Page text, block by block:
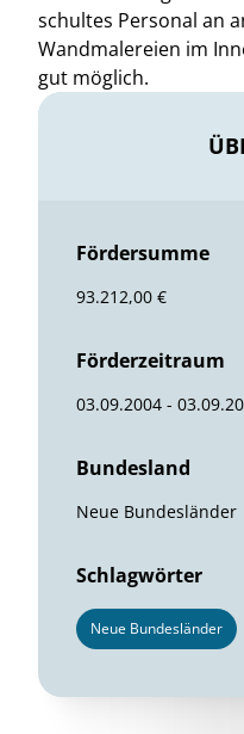
schultes Personal an
Wandmalereien im
gut möglich.
Fördersumme
93.212,00 €
Förderzeitraum
03.09.2004 -
Bundesland
Neue Bundesländer
Schlagwörter
Neue Bundesländer